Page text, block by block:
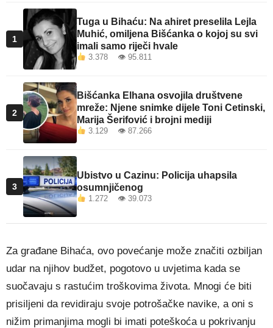
1
Tuga u Bihaću: Na ahiret preselila Lejla
Muhić, omiljena Bišćanka o kojoj su svi
imali samo riječi hvale
3.378 👁 95.811
2
Bišćanka Elhana osvojila društvene
mreže: Njene snimke dijele Toni Cetinski,
Marija Šerifović i brojni mediji
3.129 👁 87.266
3
Ubistvo u Cazinu: Policija uhapsila
osumnjičenog
1.272 👁 39.073
Za građane Bihaća, ovo povećanje može značiti ozbiljan
udar na njihov budžet, pogotovo u uvjetima kada se
suočavaju s rastućim troškovima života. Mnogi će biti
prisiljeni da revidiraju svoje potrošačke navike, a oni s
nižim primanjima mogli bi imati poteškoća u pokrivanju